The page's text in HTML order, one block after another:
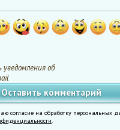
уведомления об
согласие на обработку персональных
.